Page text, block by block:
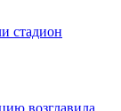
стадион
возглавила